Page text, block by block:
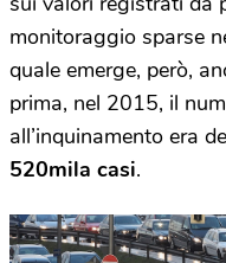
monitoraggio sparse
quale emerge, però,
prima, nel 2015, il
all’inquinamento era
520mila casi.